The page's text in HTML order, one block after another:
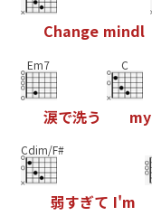
Change mindl
Em7
涙で洗う
C
my
Cdim/F#
弱すぎて I'm